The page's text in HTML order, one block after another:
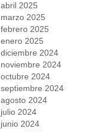
abril 2025
marzo 2025
febrero 2025
enero 2025
diciembre 2024
noviembre 2024
octubre 2024
septiembre 2024
agosto 2024
julio 2024
junio 2024